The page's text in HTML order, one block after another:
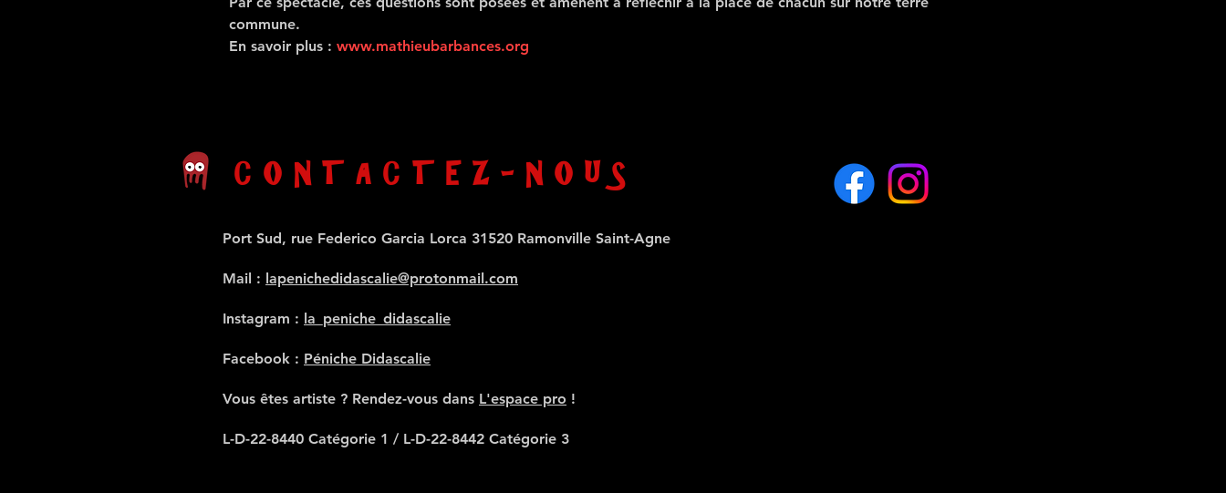
commune.
En savoir plus : www.mathieubarbances.org
CONTACTEZ-NOUS
Port Sud, rue Federico Garcia Lorca 31520 Ramonville Saint-Agne
Mail : lapenichedidascalie@protonmail.com
Instagram : la_peniche_didascalie
Facebook : Péniche Didascalie
Vous êtes artiste ? Rendez-vous dans L'espace pro !
L-D-22-8440 Catégorie 1 / L-D-22-8442 Catégorie 3